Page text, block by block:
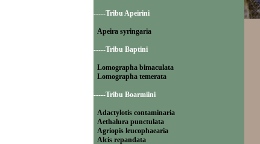
-----Tribu Apeirini
Apeira syringaria
-----Tribu Baptini
Lomographa bimaculata
Lomographa temerata
-----Tribu Boarmiini
Adactylotis contaminaria
Aethalura punctulata
Agriopis leucophaearia
Alcis repandata